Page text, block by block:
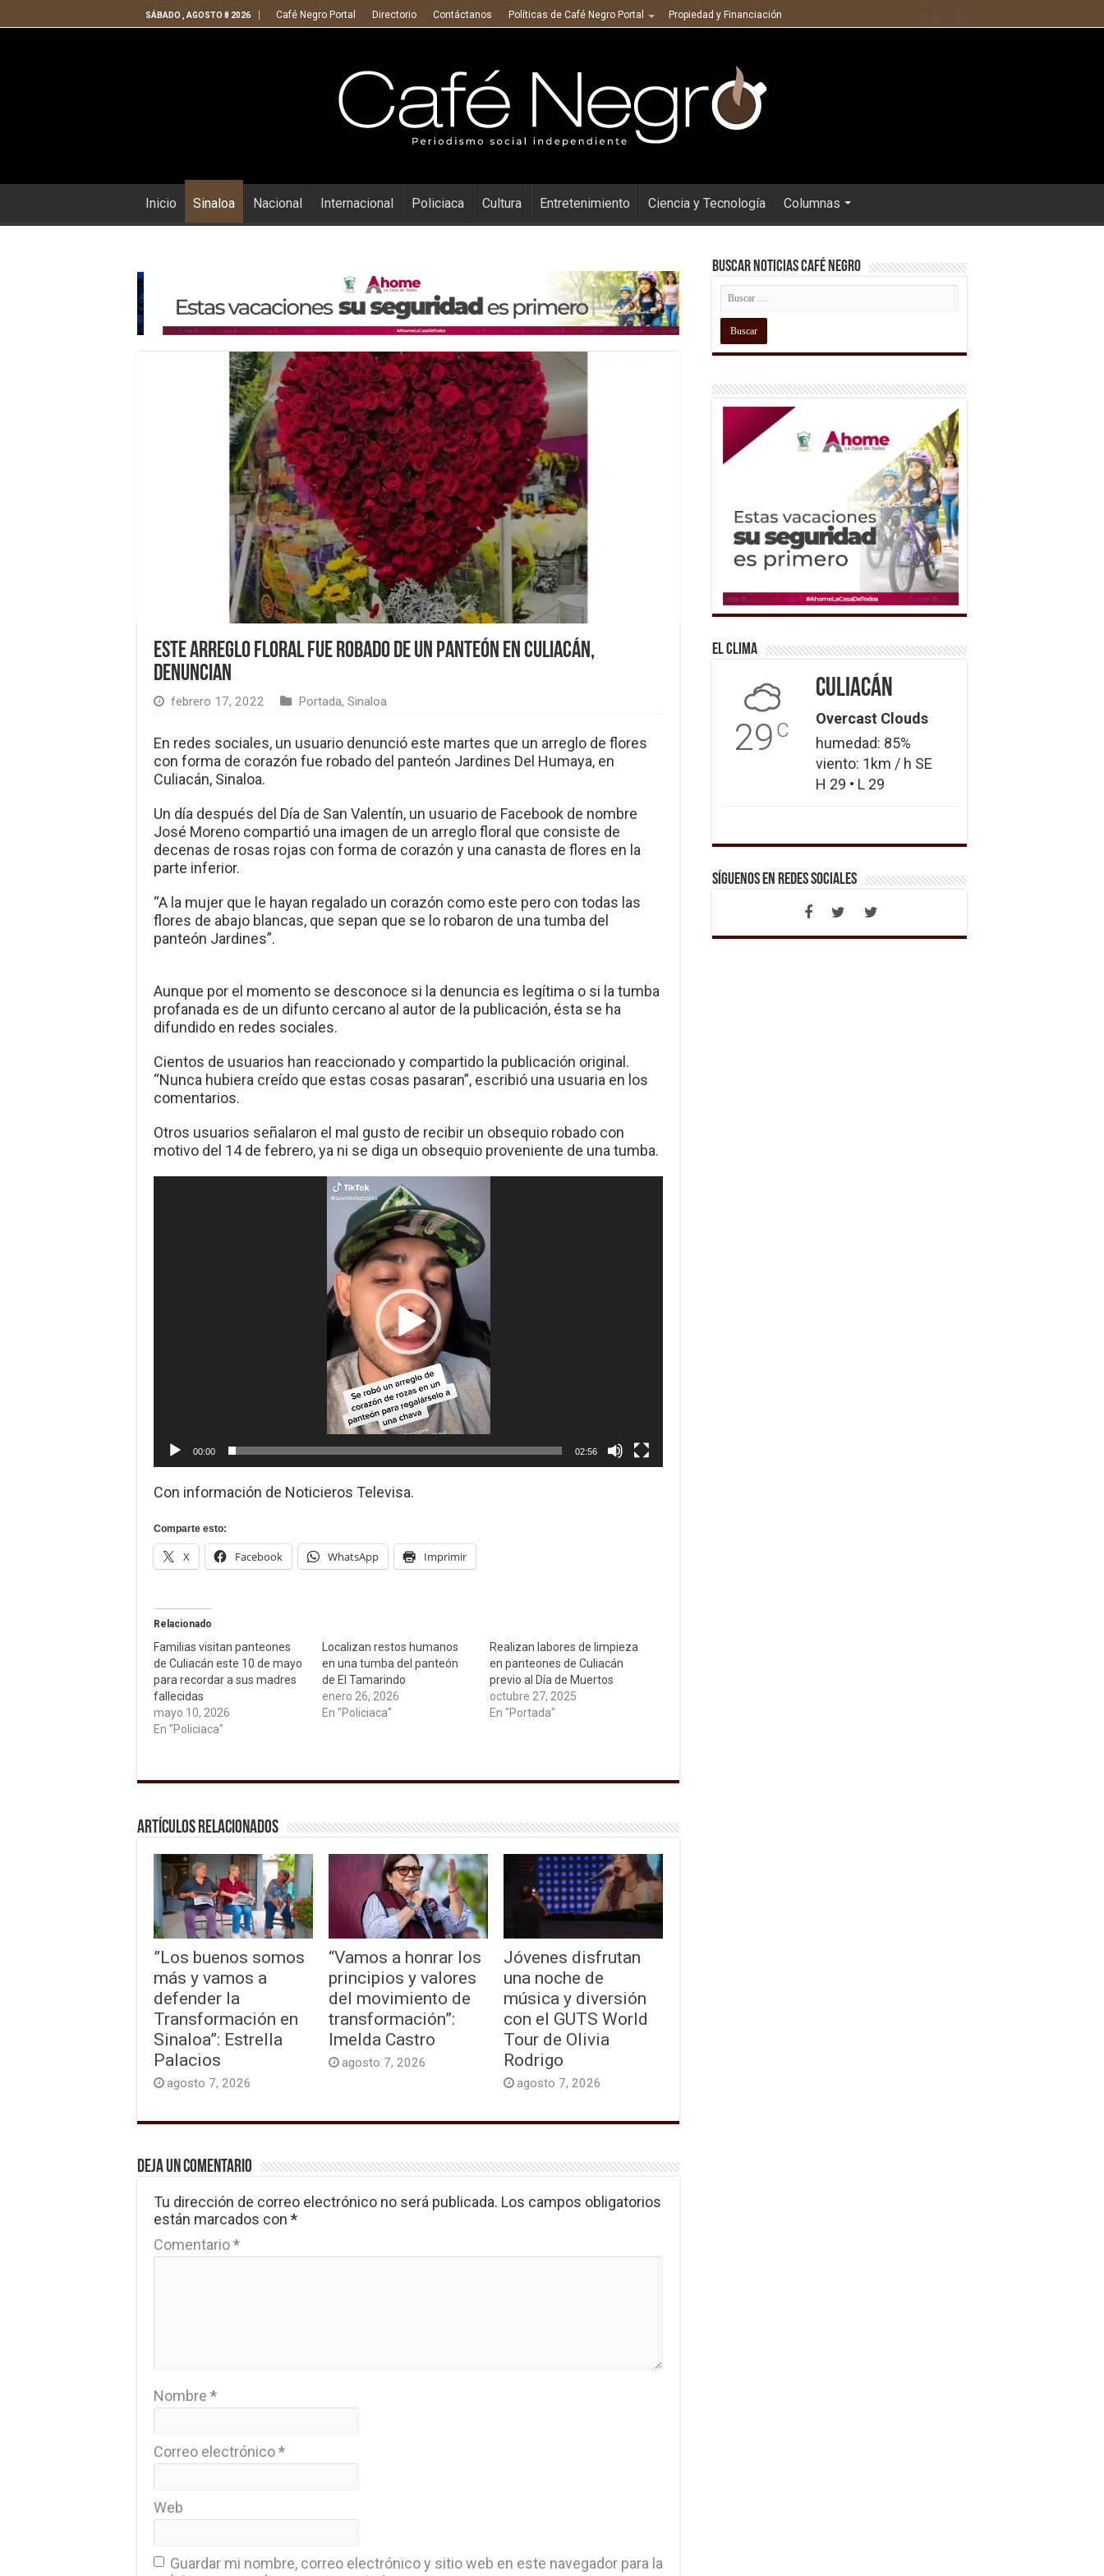
SÁBADO , AGOSTO 8 2026 Café Negro Portal Directorio Contáctanos Políticas de Café Negro Portal Propiedad y Financiación
Inicio Sinaloa Nacional Internacional Policiaca Cultura Entretenimiento Ciencia y Tecnología Columnas
Este arreglo floral fue robado de un panteón en Culiacán,
denuncian
febrero 17, 2022 Portada, Sinaloa
En redes sociales, un usuario denunció este martes que un arreglo de flores
con forma de corazón fue robado del panteón Jardines Del Humaya, en
Culiacán, Sinaloa.
Un día después del Día de San Valentín, un usuario de Facebook de nombre
José Moreno compartió una imagen de un arreglo floral que consiste de
decenas de rosas rojas con forma de corazón y una canasta de flores en la
parte inferior.
“A la mujer que le hayan regalado un corazón como este pero con todas las
flores de abajo blancas, que sepan que se lo robaron de una tumba del
panteón Jardines”.
Aunque por el momento se desconoce si la denuncia es legítima o si la tumba
profanada es de un difunto cercano al autor de la publicación, ésta se ha
difundido en redes sociales.
Cientos de usuarios han reaccionado y compartido la publicación original.
“Nunca hubiera creído que estas cosas pasaran”, escribió una usuaria en los
comentarios.
Otros usuarios señalaron el mal gusto de recibir un obsequio robado con
motivo del 14 de febrero, ya ni se diga un obsequio proveniente de una tumba.
00:00 02:56
Con información de Noticieros Televisa.
Comparte esto:
X Facebook WhatsApp Imprimir
Relacionado
Familias visitan panteones
de Culiacán este 10 de mayo
para recordar a sus madres
fallecidas
mayo 10, 2026
En "Policiaca"
Localizan restos humanos
en una tumba del panteón
de El Tamarindo
enero 26, 2026
En "Policiaca"
Realizan labores de limpieza
en panteones de Culiacán
previo al Día de Muertos
octubre 27, 2025
En "Portada"
Artículos relacionados
”Los buenos somos
más y vamos a
defender la
Transformación en
Sinaloa”: Estrella
Palacios
agosto 7, 2026
“Vamos a honrar los
principios y valores
del movimiento de
transformación”:
Imelda Castro
agosto 7, 2026
Jóvenes disfrutan
una noche de
música y diversión
con el GUTS World
Tour de Olivia
Rodrigo
agosto 7, 2026
Deja un comentario
Tu dirección de correo electrónico no será publicada. Los campos obligatorios
están marcados con *
Comentario*
Nombre *
Correo electrónico*
Web
Guardar mi nombre, correo electrónico y sitio web en este navegador para la
Buscar Noticias Café Negro
El Clima
29 C
Culiacán
Overcast Clouds
humedad: 85%
viento: 1km / h SE
H 29 • L 29
Síguenos en Redes Sociales